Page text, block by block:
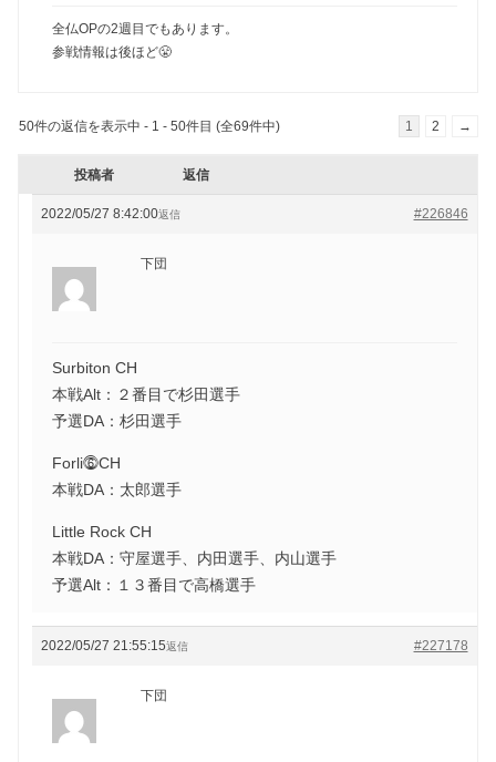
全仏OPの2週目でもあります。
参戦情報は後ほど😤
50件の返信を表示中 - 1 - 50件目 (全69件中) 1 2 →
投稿者 返信
2022/05/27 8:42:00 #226846
返信
下団
Surbiton CH
本戦Alt：２番目で杉田選手
予選DA：杉田選手
Forli⓺CH
本戦DA：太郎選手
Little Rock CH
本戦DA：守屋選手、内田選手、内山選手
予選Alt：１３番目で高橋選手
2022/05/27 21:55:15 #227178
返信
下団